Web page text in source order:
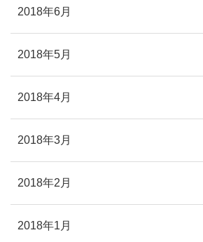
2018年6月
2018年5月
2018年4月
2018年3月
2018年2月
2018年1月